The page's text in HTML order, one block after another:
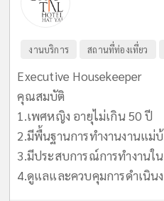
งานบริการ สถานที่ท่องเที่ยว
Executive Housekeeper
คุณสมบัติ
1.เพศหญิง อายุไม่เกิน 50 ปี
2.มีพื้นฐานการทำงานงานแ
3.มีประสบการณ์การทำงานใ
4.ดูแลและควบคุมการดำเนิน